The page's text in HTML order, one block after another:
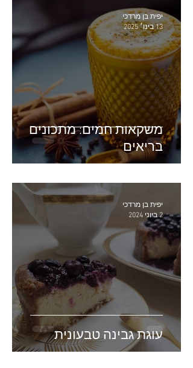
משקאות חמים: מתכונים
בריאים
יפית בן מרדכי
13 בינו׳ 2025
עוגת גבינה טבעונית
יפית בן מרדכי
2 ביוני 2024